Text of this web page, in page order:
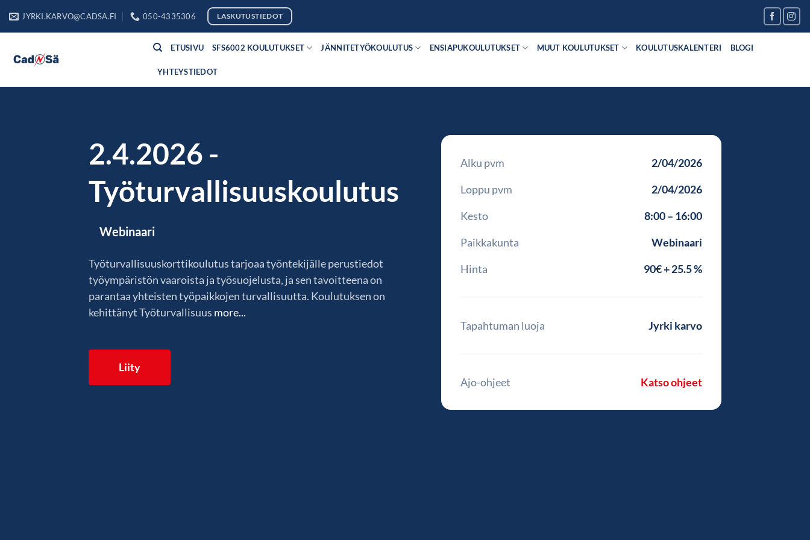
JYRKI.KARVO@CADSA.FI 050-4335306 LASKUTUSTIEDOT
ETUSIVU SFS6002 KOULUTUKSET JÄNNITETYÖKOULUTUS ENSIAPUKOULUTUKSET MUUT KOULUTUKSET KOULUTUSKALENTERI BLOGI
YHTEYSTIEDOT
2.4.2026 -
Työturvallisuuskoulutus
Webinaari
Työturvallisuuskorttikoulutus tarjoaa työntekijälle perustiedot
työympäristön vaaroista ja työsuojelusta, ja sen tavoitteena on
parantaa yhteisten työpaikkojen turvallisuutta. Koulutuksen on
kehittänyt Työturvallisuus more...
Liity
Alku pvm
2/04/2026
Loppu pvm
2/04/2026
Kesto
8:00 – 16:00
Paikkakunta
Webinaari
Hinta
90€ + 25.5 %
Tapahtuman luoja Jyrki karvo
Ajo-ohjeet Katso ohjeet